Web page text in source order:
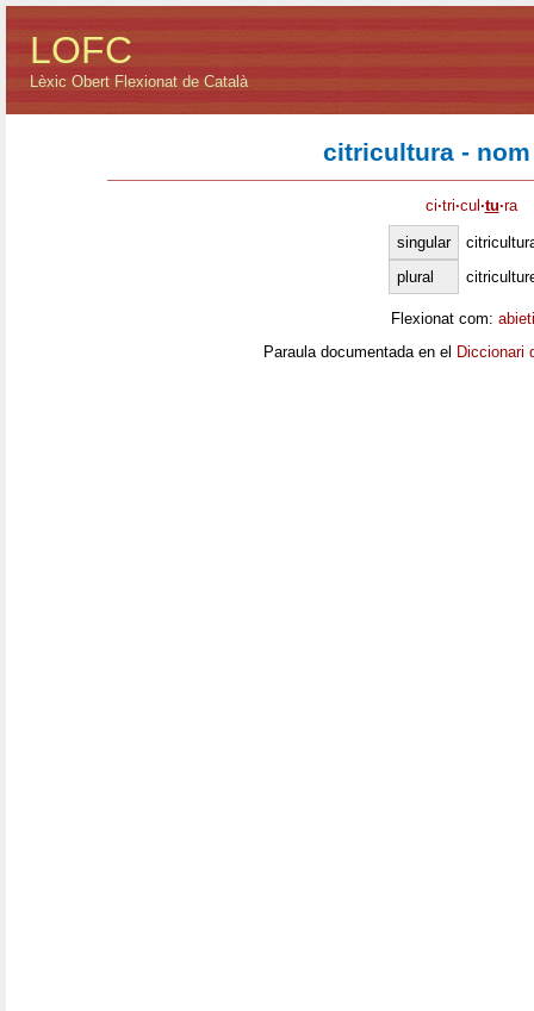
LOFC
Lèxic Obert Flexionat de Català
citricultura -
ci·tri·cul ·tu·ra
singular
plural
Flexionat com:
Paraula documentada en el Diccionari